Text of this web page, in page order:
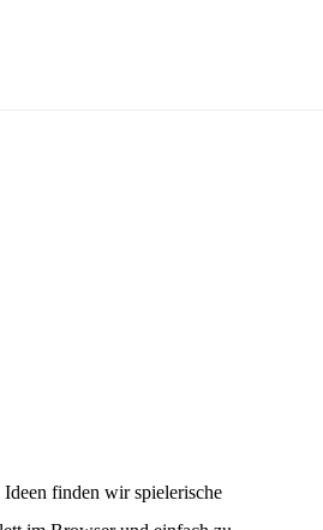
finden wir spielerische